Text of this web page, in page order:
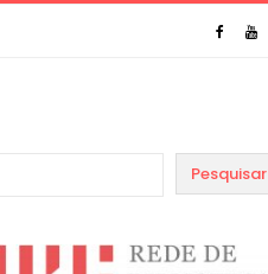
Pesquisar